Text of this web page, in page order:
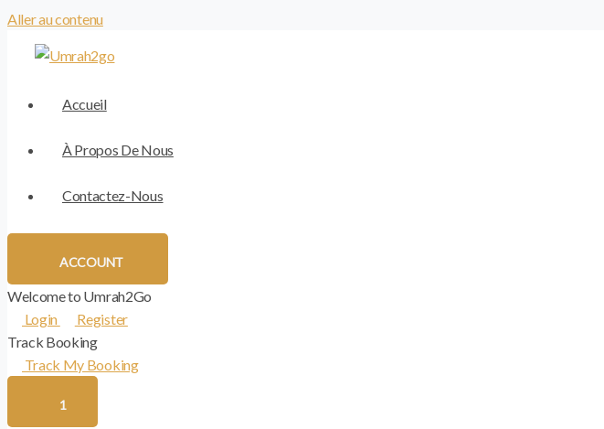
Aller au contenu
Accueil
À Propos De Nous
Contactez-Nous
ACCOUNT
Welcome to Umrah2Go
Login
Register
Track Booking
Track My Booking
1